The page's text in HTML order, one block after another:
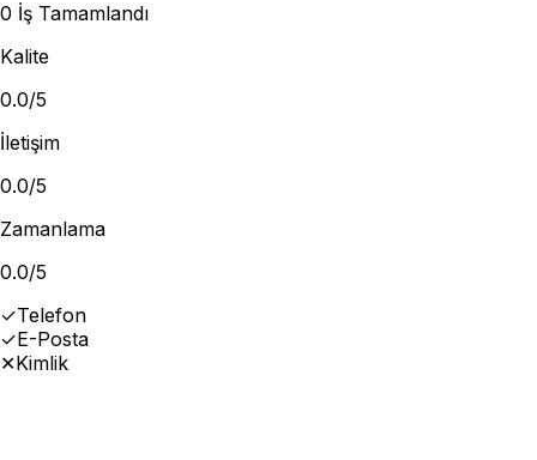
0 İş Tamamlandı
Kalite
0.0/5
İletişim
0.0/5
Zamanlama
0.0/5
✓Telefon
✓E-Posta
✕Kimlik